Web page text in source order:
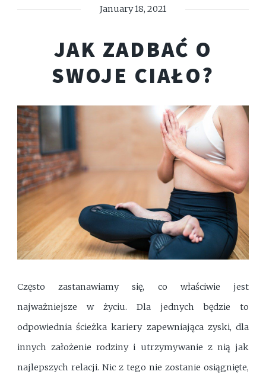
January 18, 2021
JAK ZADBAĆ O
SWOJE CIAŁO?
Często zastanawiamy się, co właściwie jest
najważniejsze w życiu. Dla jednych będzie to
odpowiednia ścieżka kariery zapewniająca zyski, dla
innych założenie rodziny i utrzymywanie z nią jak
najlepszych relacji. Nic z tego nie zostanie osiągnięte,